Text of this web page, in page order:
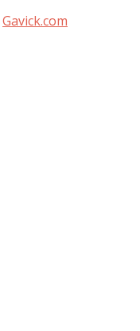
Gavick.com